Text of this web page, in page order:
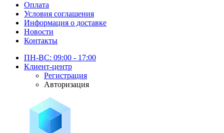
Оплата
Условия соглашения
Информация о доставке
Новости
Контакты
ПН-ВС: 09:00 - 17:00
Клиент-центр
Регистрация
Авторизация